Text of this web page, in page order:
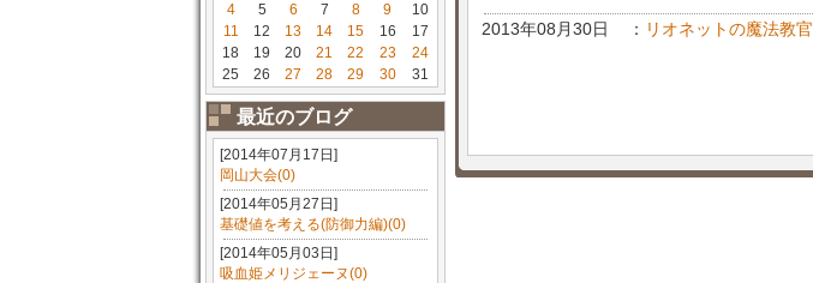
4
5 6 7 8 9
10
11
12 13 14 15 16
17
18
19 20 21 22 23
24
25
26 27 28 29 30 31
最近のブログ
[2014年07月17日]
岡山大会(0)
[2014年05月27日]
基礎値を考える(防御力編)(0)
[2014年05月03日]
吸血姫メリジェーヌ(0)
2013年08月30日 ： リオネットの魔法教官